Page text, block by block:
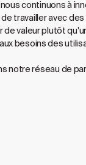
continuons à
travailler avec
valeur plutôt
besoins des
notre réseau de